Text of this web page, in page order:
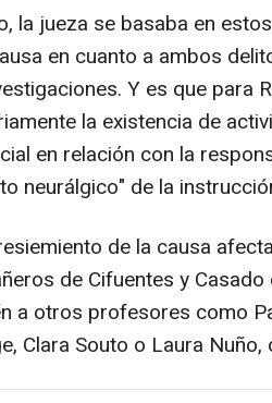
la jueza se basaba en
en cuanto a ambos
Y es que para
la existencia de
en relación con la
neurálgico" de la
de la causa
de Cifuentes y
a otros profesores como
Clara Souto o Laura